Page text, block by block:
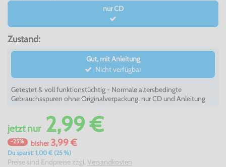
nur CD
Zustand:
Gut, mit Anleitung
Nicht verfügbar
Getestet & voll funktionstüchtig - Normale altersbedingte
Gebrauchsspuren ohne Originalverpackung, nur CD und Anleitung
jetztnur2,99 €
-25% bisher3,99 €
Du sparst: 1,00 € (25 %)
Preise sind Endpreise zzgl. Versandkosten